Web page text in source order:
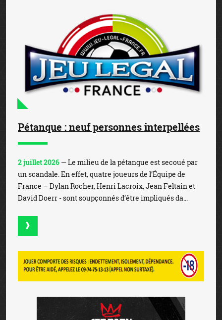
Pétanque : neuf personnes interpellées
2 juillet 2026 — Le milieu de la pétanque est secoué par
un scandale. En effet, quatre joueurs de l’Équipe de
France – Dylan Rocher, Henri Lacroix, Jean Feltain et
David Doerr - sont soupçonnés d’être impliqués da...